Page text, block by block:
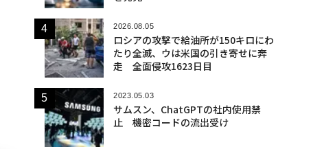
2026.08.05
ロシアの攻撃で給油所が150キロにわ
たり全滅、ウは米国の引き寄せに奔
走 全面侵攻1623日目
2023.05.03
サムスン、ChatGPTの社内使用禁
止 機密コードの流出受け